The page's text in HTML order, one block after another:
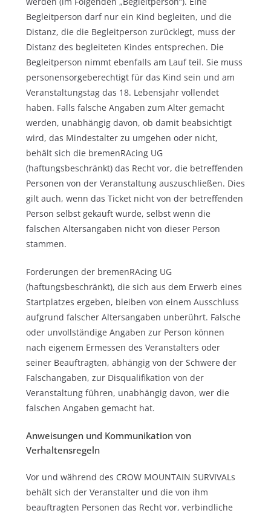
Begleitperson darf nur ein Kind begleiten, und die
Distanz, die die Begleitperson zurücklegt, muss der
Distanz des begleiteten Kindes entsprechen. Die
Begleitperson nimmt ebenfalls am Lauf teil. Sie muss
personensorgeberechtigt für das Kind sein und am
Veranstaltungstag das 18. Lebensjahr vollendet
haben. Falls falsche Angaben zum Alter gemacht
werden, unabhängig davon, ob damit beabsichtigt
wird, das Mindestalter zu umgehen oder nicht,
behält sich die bremenRAcing UG
(haftungsbeschränkt) das Recht vor, die betreffenden
Personen von der Veranstaltung auszuschließen. Dies
gilt auch, wenn das Ticket nicht von der betreffenden
Person selbst gekauft wurde, selbst wenn die
falschen Altersangaben nicht von dieser Person
stammen.
Forderungen der bremenRAcing UG
(haftungsbeschränkt), die sich aus dem Erwerb eines
Startplatzes ergeben, bleiben von einem Ausschluss
aufgrund falscher Altersangaben unberührt. Falsche
oder unvollständige Angaben zur Person können
nach eigenem Ermessen des Veranstalters oder
seiner Beauftragten, abhängig von der Schwere der
Falschangaben, zur Disqualifikation von der
Veranstaltung führen, unabhängig davon, wer die
falschen Angaben gemacht hat.
Anweisungen und Kommunikation von
Verhaltensregeln
Vor und während des CROW MOUNTAIN SURVIVALs
behält sich der Veranstalter und die von ihm
beauftragten Personen das Recht vor, verbindliche